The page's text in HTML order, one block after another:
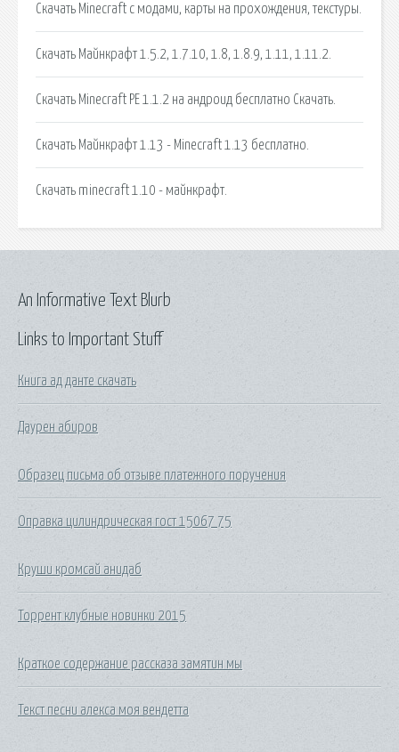
Скачать Minecraft с модами, карты на прохождения, текстуры.
Скачать Майнкрафт 1.5.2, 1.7.10, 1.8, 1.8.9, 1.11, 1.11.2.
Скачать Minecraft PE 1.1.2 на андроид бесплатно Скачать.
Скачать Майнкрафт 1.13 - Minecraft 1.13 бесплатно.
Скачать minecraft 1.10 - майнкрафт.
Links to Important Stuff
Книга ад данте скачать
Даурен абиров
Образец письма об отзыве платежного поручения
Оправка цилиндрическая гост 15067 75
Круши кромсай анидаб
Торрент клубные новинки 2015
Краткое содержание рассказа замятин мы
Текст песни алекса моя вендетта
An Informative Text Blurb